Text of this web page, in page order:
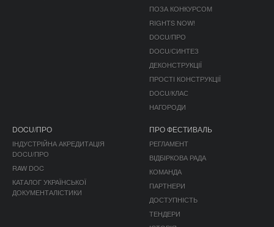
ПОЗА КОНКУРСОМ
RIGHTS NOW!
DOCU/ПРО
DOCU/СИНТЕЗ
ДЕКОНСТРУКЦІЇ
ПРОСТІ КОНСТРУКЦІЇ
DOCU/КЛАС
НАГОРОДИ
DOCU/ПРО
ІНДУСТРІЙНА АКРЕДИТАЦІЯ
DOCU/ПРО
RAW DOC
КАТАЛОГ УКРАЇНСЬКОЇ
ДОКУМЕНТАЛІСТИКИ
ПРО ФЕСТИВАЛЬ
РЕГЛАМЕНТ
ВІДБІРКОВА РАДА
КОМАНДА
ПАРТНЕРИ
ДОСТУПНІСТЬ
ТЕНДЕРИ